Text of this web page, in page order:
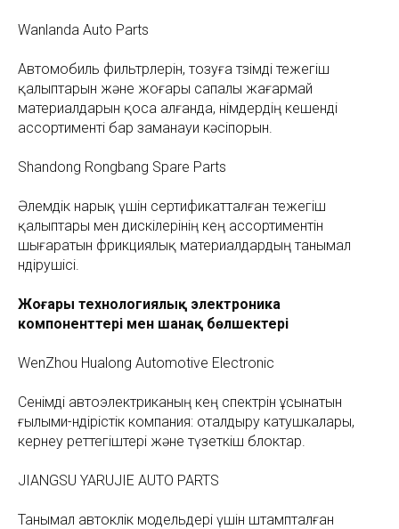
Wanlanda Auto Parts
Автомобиль фильтрлерін, тозуға төзімді тежегіш
қалыптарын және жоғары сапалы жағармай
материалдарын қоса алғанда, өнімдердің кешенді
ассортименті бар заманауи кәсіпорын.
Shandong Rongbang Spare Parts
Әлемдік нарық үшін сертификатталған тежегіш
қалыптары мен дискілерінің кең ассортиментін
шығаратын фрикциялық материалдардың танымал
өндірушісі.
Жоғары технологиялық электроника
компоненттері мен шанақ бөлшектері
WenZhou Hualong Automotive Electronic
Сенімді автоэлектриканың кең спектрін ұсынатын
ғылыми-өндірістік компания: оталдыру катушкалары,
кернеу реттегіштері және түзеткіш блоктар.
JIANGSU YARUJIE AUTO PARTS
Танымал автокөлік модельдері үшін штампталған